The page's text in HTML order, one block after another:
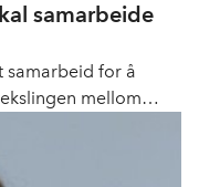
samarbeide
samarbeid for å
mellom